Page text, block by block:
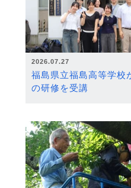
2026.07.27
福島県立福島高等学校
の研修を受講